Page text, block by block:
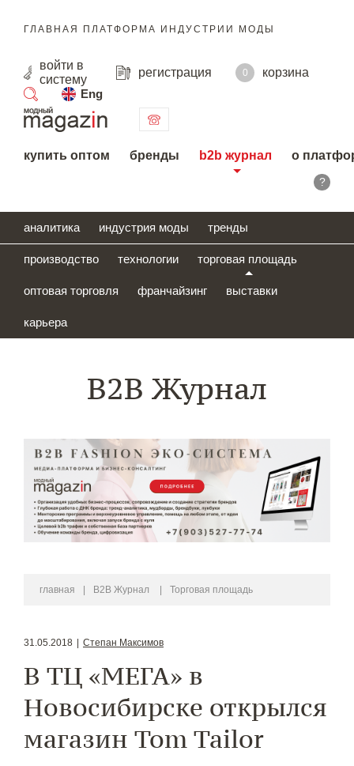
ГЛАВНАЯ ПЛАТФОРМА ИНДУСТРИИ МОДЫ
войти в
систему
регистрация 0
корзина
Eng
поиск
купить оптом бренды b2b журнал о
?
аналитика индустрия моды тренды
производство технологии торговая площадь
оптовая торговля франчайзинг выставки
карьера
B2B Журнал
главная B2B Журнал Торговая площадь
31.05.2018 Степан Максимов
В ТЦ «МЕГА» в
Новосибирске открылся
магазин Tom Tailor